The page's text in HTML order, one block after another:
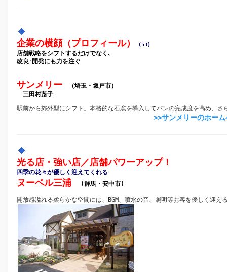
企業の横顔（プロフィール） (53)
店舗戦略をシフトするだけでなく､
改良･開発にも力を注ぐ
サンメリー
（埼玉・坂戸市）
三田村蕗子
駅前から郊外型にシフト。本格的な石窯を導入してパンの完成度を高め、さ
>>サンメリーのホー
光る店・強い店／店舗パワーアップ！
四季の花々が優しく迎えてくれる
ヌーベル三浦 (群馬・安中市)
開放感溢れる柔らかな空間には、BGM、噴水の音、照明等お客を優しく迎え